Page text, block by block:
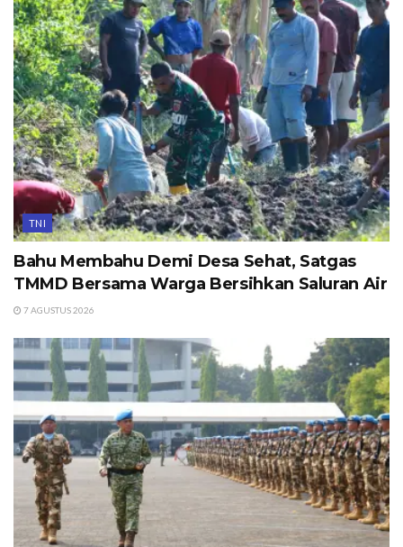
TNI
Bahu Membahu Demi Desa Sehat, Satgas
TMMD Bersama Warga Bersihkan Saluran Air
7 AGUSTUS 2026